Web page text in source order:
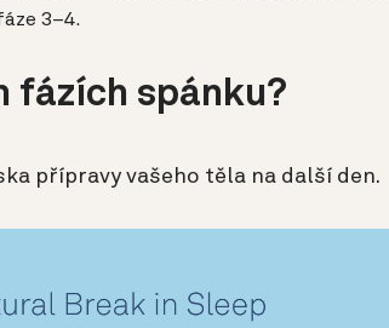
3–4.
fázích spánku?
přípravy vašeho těla na další den.